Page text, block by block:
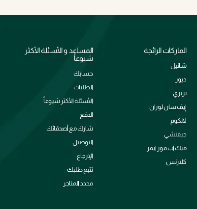
الماركات الرائجة
شانيل
ديور
بربري
إيف سان لوران
لانكوم
جيفنشي
ميك اب فور ايفر
كلارنس
المساعد و الأسئلة الأكثر
شيوعاً
حسابك
الطلبات
الأسئلة الأكثر شيوعاً
الدفع
شارك مع أصدقائك
التوصيل
الإرجاع
تتبع طلبك
محدد المتاجر